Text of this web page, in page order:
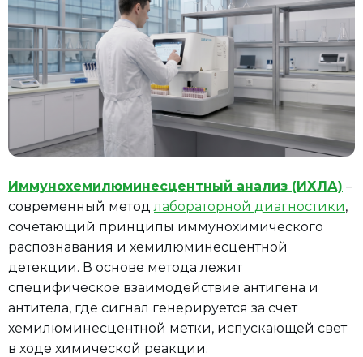
Иммунохемилюминесцентный анализ (ИХЛА) –
современный метод лабораторной диагностики,
сочетающий принципы иммунохимического
распознавания и хемилюминесцентной
детекции. В основе метода лежит
специфическое взаимодействие антигена и
антитела, где сигнал генерируется за счёт
хемилюминесцентной метки, испускающей свет
в ходе химической реакции.